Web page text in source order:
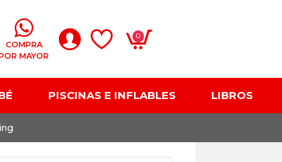
COMPRA
MAYOR
0
PISCINAS E INFLABLES LIBROS